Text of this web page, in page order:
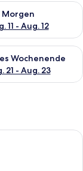
Aug. 10 - Aug.
Morgen
11 - Aug. 12
Verfügbarkeit
Aug. 14
Wochenende
21 - Aug. 23
Verfügbarkeit
mit einem blauen